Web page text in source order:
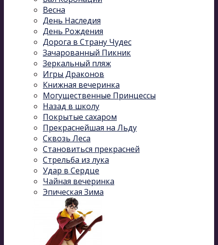
Весна
День Наследия
День Рождения
Дорога в Страну Чудес
Зачарованный Пикник
Зеркальный пляж
Игры Драконов
Книжная вечеринка
Могущественные Принцессы
Назад в школу
Покрытые сахаром
Прекраснейшая на Льду
Сквозь Леса
Становиться прекрасней
Стрельба из лука
Удар в Сердце
Чайная вечеринка
Эпическая Зима